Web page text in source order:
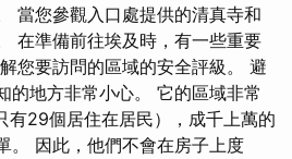
當您參觀入口處提供的清真寺和
在準備前往埃及時，有一些重要
您要訪問的區域的安全評級。 避
的地方非常小心。 它的區域非常
有29個居住在居民），成千上萬的
。 因此，他們不會在房子上度